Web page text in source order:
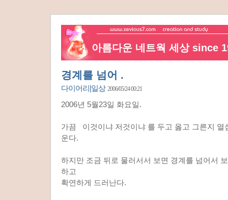
아름다운 네트웍 세상 since
경계를 넘어 .
다이어리|일상 2006/05/24 00:21
2006년 5월23일 화요일.
가끔 이것이냐 저것이냐 를 두고 옳고 그른지 열
운다.
하지만 조금 뒤로 물러서서 보면 경계를 넘어서
하고
확연하게 드러난다.